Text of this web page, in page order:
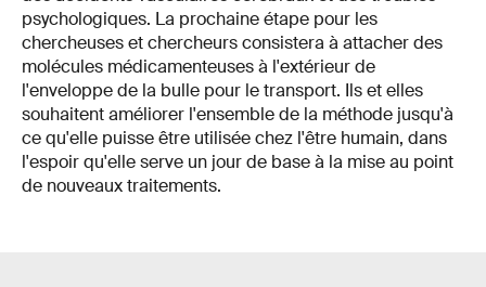
psychologiques. La prochaine étape pour les
chercheuses et chercheurs consistera à attacher des
molécules médicamenteuses à l'extérieur de
l'enveloppe de la bulle pour le transport. Ils et elles
souhaitent améliorer l'ensemble de la méthode jusqu'à
ce qu'elle puisse être utilisée chez l'être humain, dans
l'espoir qu'elle serve un jour de base à la mise au point
de nouveaux traitements.